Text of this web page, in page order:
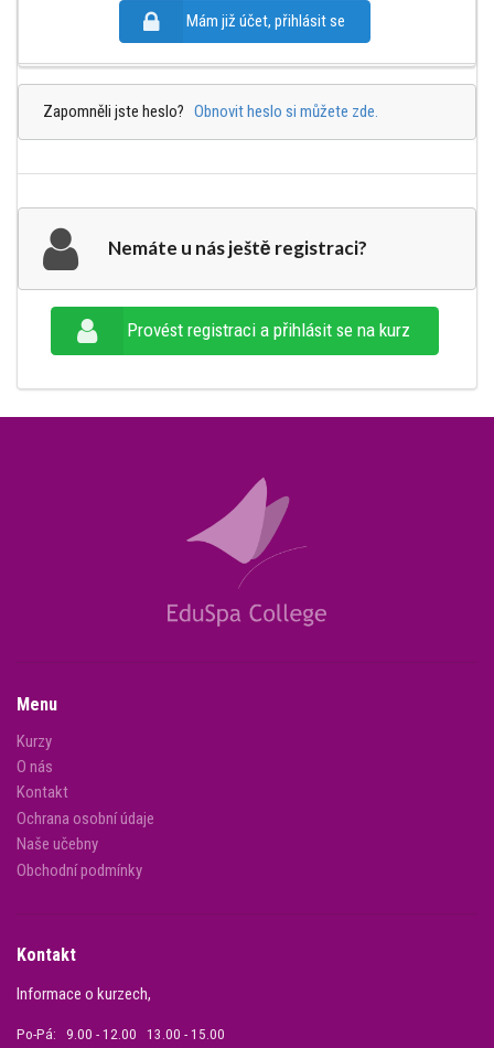
Mám již účet, přihlásit se
Zapomněli jste heslo? Obnovit heslo si můžete zde.
Nemáte u nás ještě registraci?
Provést registraci a přihlásit se na kurz
Menu
Kurzy
O nás
Kontakt
Ochrana osobní údaje
Naše učebny
Obchodní podmínky
Kontakt
Informace o kurzech,
Po-Pá: 9.00 - 12.00 13.00 - 15.00